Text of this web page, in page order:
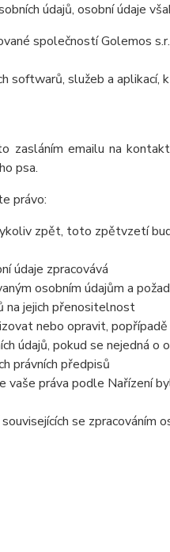
údajů, osobní údaje
společností Golemos
služeb a aplikací,
zasláním emailu na
psa.
právo:
zpět, toto zpětvzetí
údaje zpracovává
osobním údajům a
na jejich přenositelnost
nebo opravit,
údajů, pokud se nejedná o
právních předpisů
vaše práva podle Nařízení
se zpracováním